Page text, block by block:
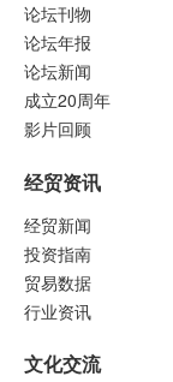
论坛刊物
论坛年报
论坛新闻
成立20周年
影片回顾
经贸资讯
经贸新闻
投资指南
贸易数据
行业资讯
文化交流